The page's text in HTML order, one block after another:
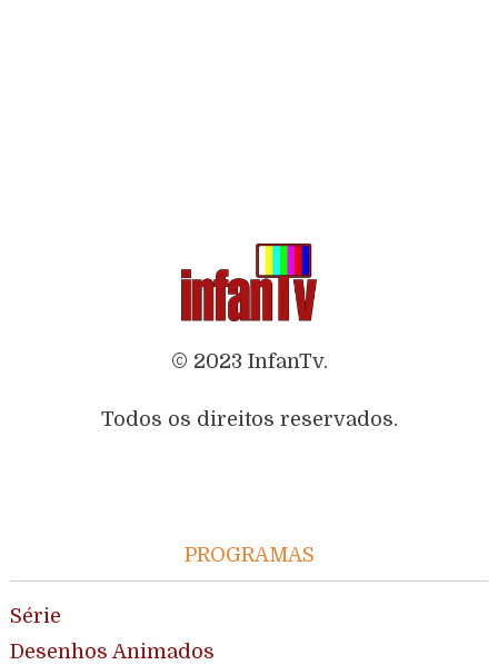
© 2023 InfanTv.
Todos os direitos reservados.
PROGRAMAS
Série
Desenhos Animados